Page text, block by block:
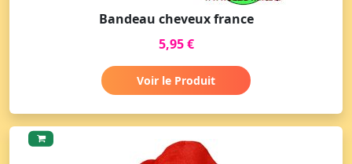
Bandeau cheveux france
5,95 €
Voir le Produit